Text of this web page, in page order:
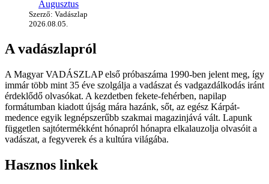
Augusztus
Szerző: Vadászlap
2026.08.05.
A vadászlapról
A Magyar VADÁSZLAP első próbaszáma 1990-ben jelent meg, így
immár több mint 35 éve szolgálja a vadászat és vadgazdálkodás iránt
érdeklődő olvasókat. A kezdetben fekete-fehérben, napilap
formátumban kiadott újság mára hazánk, sőt, az egész Kárpát-
medence egyik legnépszerűbb szakmai magazinjává vált. Lapunk
független sajtótermékként hónapról hónapra elkalauzolja olvasóit a
vadászat, a fegyverek és a kultúra világába.
Hasznos linkek